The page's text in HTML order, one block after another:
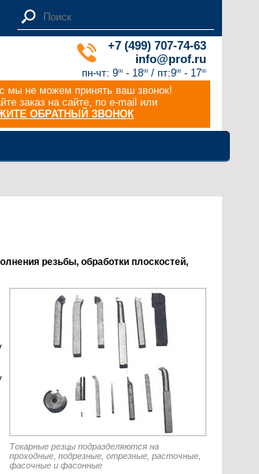
+7 (499) 707-74-63
info@prof.ru
пн-чт: 900 - 1800 / пт:900 - 1700
мы не можем принять ваш звонок!
заказ на сайте, по e-mail или
ОБРАТНЫЙ ЗВОНОК
резьбы, обработки плоскостей,
Токарные резцы подразделяются на
проходные, подрезные, отрезные, расточные,
фасочные и фасонные